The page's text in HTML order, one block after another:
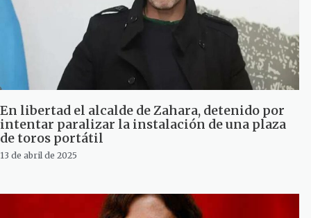
En libertad el alcalde de Zahara, detenido por
intentar paralizar la instalación de una plaza
de toros portátil
13 de abril de 2025